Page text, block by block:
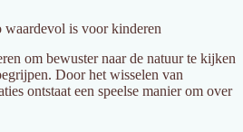
waardevol is voorkinderen
om bewusternaarde natuurte kijken
Doorhet wisselen van
ontstaat een speelse manierom over